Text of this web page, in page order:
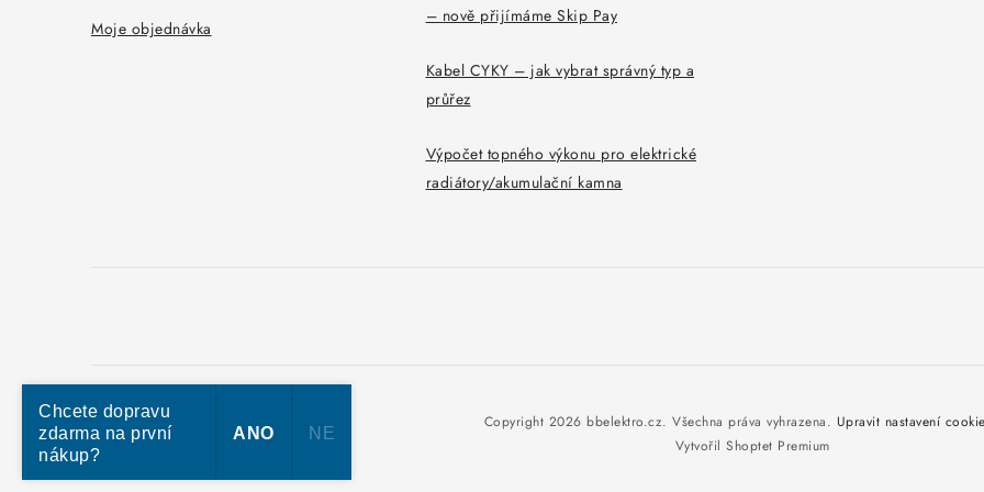
Moje objednávka
– nově přijímáme Skip Pay
Kabel CYKY – jak vybrat správný typ a
průřez
Výpočet topného výkonu pro elektrické
radiátory/akumulační kamna
Vytvořil Shoptet Premium
Copyright 2026bbelektro.cz. Všechna práva vyhrazena. Upravit nastavení
Chcete dopravu
zdarma na první
nákup?
ANO NE